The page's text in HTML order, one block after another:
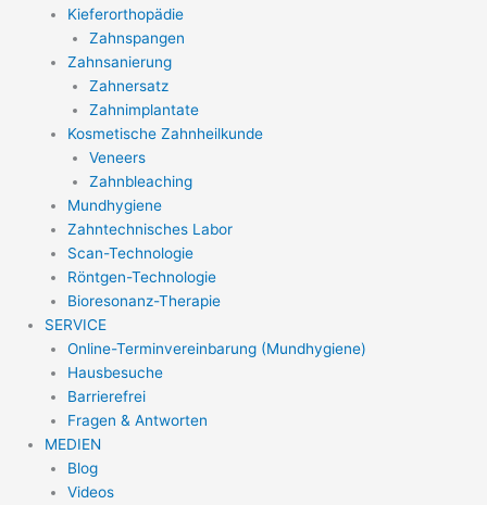
Kieferorthopädie
Zahnspangen
Zahnsanierung
Zahnersatz
Zahnimplantate
Kosmetische Zahnheilkunde
Veneers
Zahnbleaching
Mundhygiene
Zahntechnisches Labor
Scan-Technologie
Röntgen-Technologie
Bioresonanz-Therapie
SERVICE
Online-Terminvereinbarung (Mundhygiene)
Hausbesuche
Barrierefrei
Fragen & Antworten
MEDIEN
Blog
Videos